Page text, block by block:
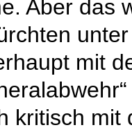
Aber das
mit
kritisch